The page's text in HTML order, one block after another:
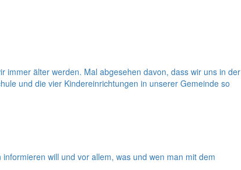
immer älter werden. Mal abgesehen davon, dass wir uns in der
und die vier Kindereinrichtungen in unserer Gemeinde so
will und vor allem, was und wen man mit dem